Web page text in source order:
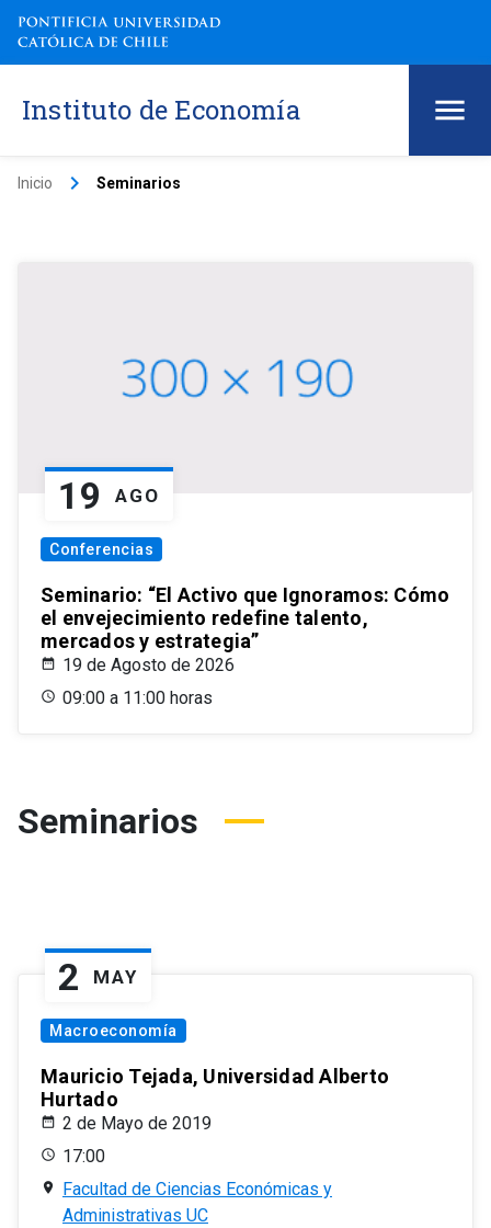
Instituto de Economía
Inicio keyboard_arrow_right Seminarios
19 AGO
Conferencias
Seminario: “El Activo que Ignoramos: Cómo
el envejecimiento redefine talento,
mercados y estrategia”
19 de Agosto de 2026
09:00 a 11:00 horas
Seminarios
2 MAY
Macroeconomía
Mauricio Tejada, Universidad Alberto
Hurtado
2 de Mayo de 2019
17:00
Facultad de Ciencias Económicas y
Administrativas UC